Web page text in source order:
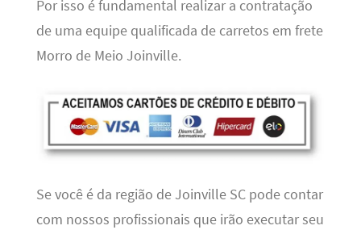
Por isso é fundamental realizar a contratação
de uma equipe qualificada de carretos em frete
Morro de Meio Joinville.
Se você é da região de Joinville SC pode contar
com nossos profissionais que irão executar seu